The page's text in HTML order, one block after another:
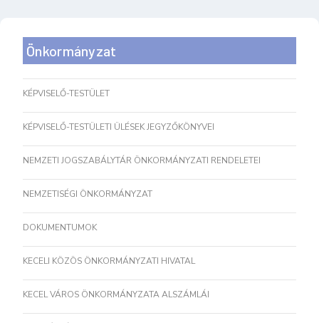
Önkormányzat
KÉPVISELŐ-TESTÜLET
KÉPVISELŐ-TESTÜLETI ÜLÉSEK JEGYZŐKÖNYVEI
NEMZETI JOGSZABÁLYTÁR ÖNKORMÁNYZATI RENDELETEI
NEMZETISÉGI ÖNKORMÁNYZAT
DOKUMENTUMOK
KECELI KÖZÖS ÖNKORMÁNYZATI HIVATAL
KECEL VÁROS ÖNKORMÁNYZATA ALSZÁMLÁI